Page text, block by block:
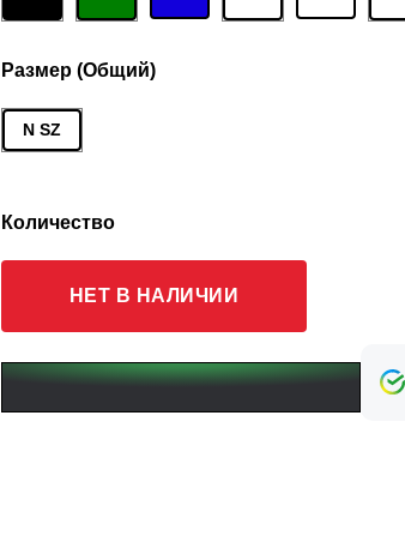
Размер (Общий)
N SZ
Количество
НЕТ В НАЛИЧИИ